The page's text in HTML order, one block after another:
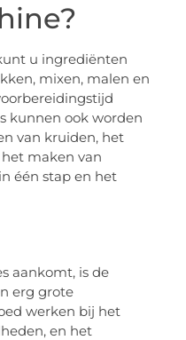
u ingrediënten
mixen, malen en
kunnen ook worden
van kruiden, het
maken van
één stap en het
aankomt, is de
erg grote
werken bij het
en het